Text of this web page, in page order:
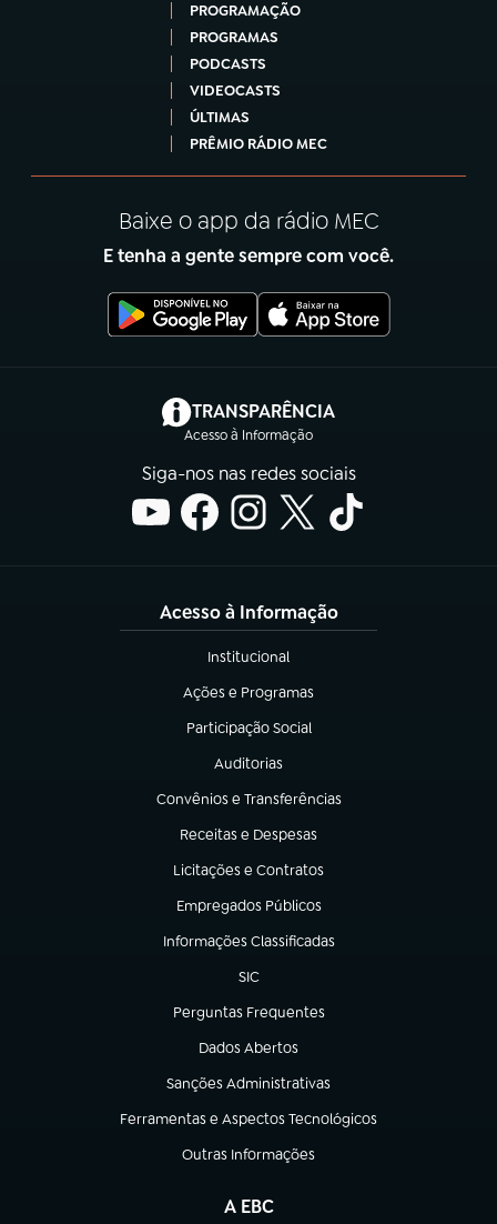
PROGRAMAÇÃO
PROGRAMAS
PODCASTS
VIDEOCASTS
ÚLTIMAS
PRÊMIO RÁDIO MEC
Baixe o app da rádio MEC
E tenha a gente sempre com você.
TRANSPARÊNCIA
Acesso à Informação
(abre em nova aba)
Siga-nos nas redes sociais
Acesso à Informação
Institucional
(abre em nova aba)
Ações e Programas
(abre em nova aba)
Participação Social
(abre em nova aba)
Auditorias
(abre em nova aba)
Convênios e Transferências
(abre em nova aba)
Receitas e Despesas
(abre em nova aba)
Licitações e Contratos
(abre em nova aba)
Empregados Públicos
(abre em nova aba)
Informações Classificadas
(abre em nova aba)
SIC
(abre em nova aba)
Perguntas Frequentes
(abre em nova aba)
Dados Abertos
(abre em nova aba)
Sanções Administrativas
(abre em nova aba)
Ferramentas e Aspectos Tecnológicos
(abre em nova aba)
Outras Informações
(abre em nova aba)
A EBC